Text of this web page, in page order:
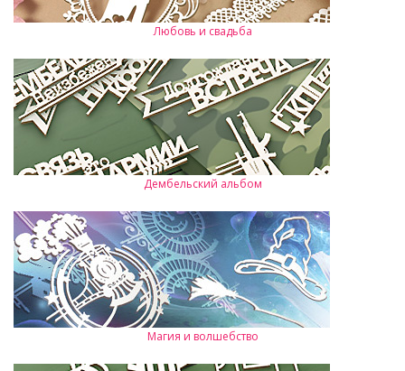
Любовь и свадьба
Дембельский альбом
Магия и волшебство